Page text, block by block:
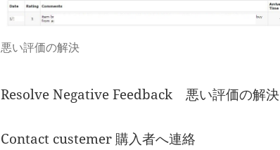
悪い評価の解決
Resolve Negative Feedback 悪い評価の解決
Contact custemer 購入者へ連絡